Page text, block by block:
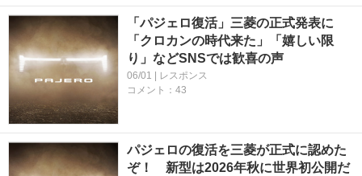
「パジェロ復活」三菱の正式発表に
「クロカンの時代来た」「嬉しい限
り」などSNSでは歓喜の声
06/01 | レスポンス
コメント：43
パジェロの復活を三菱が正式に認めた
ぞ！ 新型は2026年秋に世界初公開だ